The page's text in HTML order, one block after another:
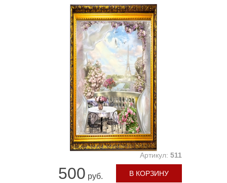
Артикул: 511
500 руб. В КОРЗИНУ